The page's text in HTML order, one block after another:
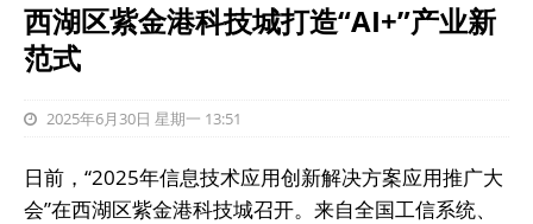
西湖区紫金港科技城打造“AI+”产业新
范式
2025年6月30日 星期一 13:51
日前，“2025年信息技术应用创新解决方案应用推广大
会”在西湖区紫金港科技城召开。来自全国工信系统、